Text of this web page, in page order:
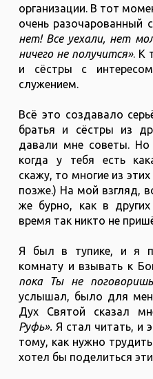
организации. В тот
очень разочарованный
нет! Все уехали, нет
ничего не получится». К
и сёстры с
служением.
Всё это создавало
братья и сёстры из
давали мне советы.
когда у тебя есть
скажу, то многие из
позже.) На мой взгляд,
же бурно, как в
время так никто не
Я был в тупике, и я
комнату и взывать к
пока Ты не
услышал, было для
Дух Святой сказал
Руфь».Я стал читать, и
тому, как нужно
хотел бы поделиться